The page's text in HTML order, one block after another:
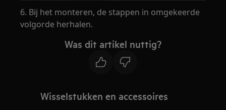
6. Bij het monteren, de stappen in omgekeerde
volgorde herhalen.
Was dit artikel nuttig?
Wisselstukken en accessoires